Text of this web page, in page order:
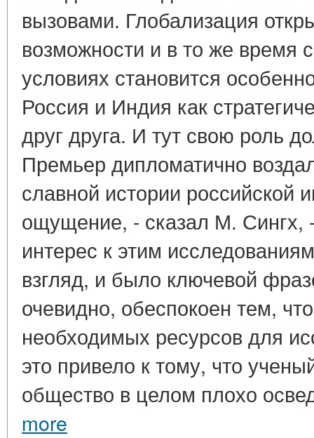
вызовами. Глобализация
возможности и в то же время
условиях становится
Россия и Индия как
друг друга. И тут свою роль
Премьер дипломатично
славной истории российской
ощущение, - сказал М. Сингх,
интерес к этим
взгляд, и было ключевой
очевидно, обеспокоен тем,
необходимых ресурсов для
это привело к тому, что
общество в целом плохо
more